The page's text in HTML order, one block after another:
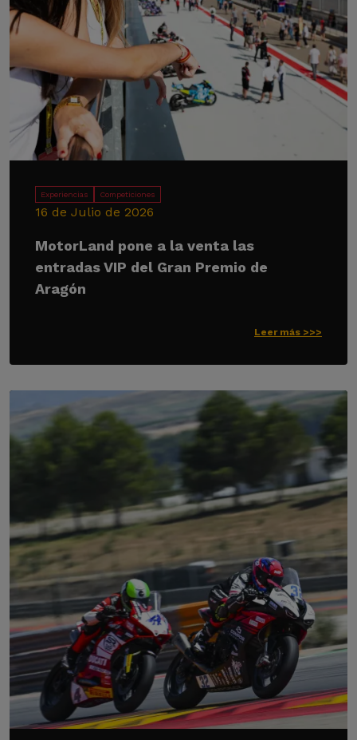
Experiencias Competiciones
16 de Julio de 2026
MotorLand pone a la venta las
entradas VIP del Gran Premio de
Aragón
Leer más >>>